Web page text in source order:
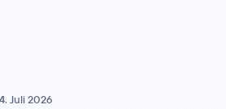
Juli 2026